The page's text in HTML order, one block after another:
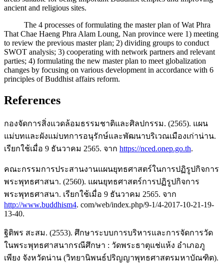
ancient and religious sites.
The 4 processes of formulating the master plan of Wat Phra
That Chae Haeng Phra Alam Loung, Nan province were 1) meeting
to review the previous master plan; 2) dividing groups to conduct
SWOT analysis; 3) cooperating with network partners and relevant
parties; 4) formulating the new master plan to meet globalization
changes by focusing on various development in accordance with 6
principles of Buddhist affairs reform.
References
กองจัดการสิ่งแวดล้อมธรรมชาติและศิลปกรรม. (2565). แผน
แม่บทและผังแม่บทการอนุรักษ์และพัฒนาบริเวณเมืองเก่าน่าน.
เรียกใช้เมื่อ 9 ธันวาคม 2565. จาก https://nced.onep.go.th.
คณะกรรมการประสานงานแผนยุทธศาสตร์ในการปฏิรูปกิจการ
พระพุทธศาสนา. (2560). แผนยุทธศาสตร์การปฏิรูปกิจการ
พระพุทธศาสนา. เรียกใช้เมื่อ 9 ธันวาคม 2565. จาก
http://www.buddhism4. com/web/index.php/9-1/4-2017-10-21-19-
13-40.
ฐิติพร สะสม. (2553). ศึกษาระบบการบริหารและการจัดการวัด
ในพระพุทธศาสนากรณีศึกษา : วัดพระธาตุแช่แห้ง อําเภอภู
เพียง จังหวัดน่าน (วิทยานิพนธ์ปริญญาพุทธศาสตรมหาบัณฑิต).